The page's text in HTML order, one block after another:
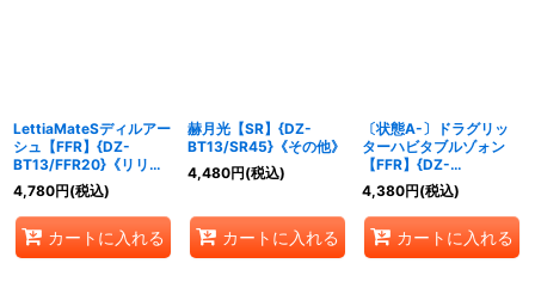
LettiaMateSディルアー
シュ【FFR】{DZ-
BT13/FFR20}《リリカ
ルモナステリオ》
4,780円(税込)
カートに入れる
赫月光【SR】{DZ-
BT13/SR45}《その他》
4,480円(税込)
カートに入れる
〔状態A-〕ドラグリッ
ターハビタブルゾォン
【FFR】{DZ-
BT13/FFR03}《ドラゴ
ンエンパイア》
4,380円(税込)
カートに入れる